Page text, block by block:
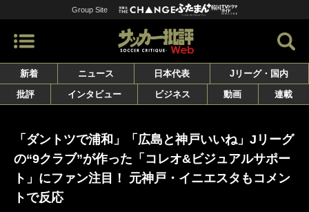
Group Site
新着 ニュース 日本代表
Jリーグ・国内
批評
インタビュー ビジネス 動画 連載
「ダントツで浦和」「広島と神戸いいね」Jリーグ
の“9クラブ”が作った「コレオ&ビジュアルサポー
ト」にファン注目！ 元神戸・イニエスタもコメン
トで反応